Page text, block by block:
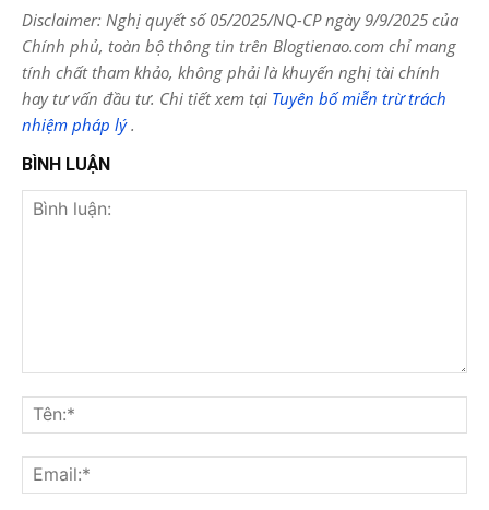
Disclaimer: Nghị quyết số 05/2025/NQ-CP ngày 9/9/2025 của
Chính phủ, toàn bộ thông tin trên Blogtienao.com chỉ mang
tính chất tham khảo, không phải là khuyến nghị tài chính
hay tư vấn đầu tư. Chi tiết xem tại Tuyên bố miễn trừ trách
nhiệm pháp lý.
BÌNH LUẬN
luận: